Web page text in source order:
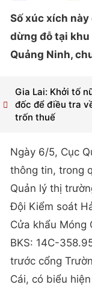
Số xúc xích
dừng đỗ tại khu
Quảng Ninh,
Gia Lai: Khởi tố
đốc để điều tra
trốn thuế
Ngày 6/5, Cục
thông tin, trong
Quản lý thị
Đội Kiểm soát
Cửa khẩu Móng
BKS: 14C-
trước cổng
Cái, có biểu